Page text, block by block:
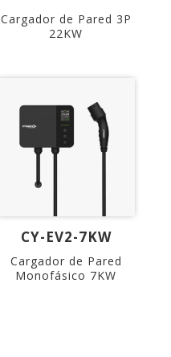
Cargador de Pared 3P
22KW
CY-EV2-7KW
Cargador de Pared
Monofásico 7KW